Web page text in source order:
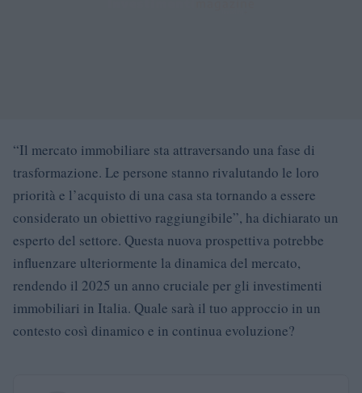
“Il mercato immobiliare sta attraversando una fase di
trasformazione. Le persone stanno rivalutando le loro
priorità e l’acquisto di una casa sta tornando a essere
considerato un obiettivo raggiungibile”, ha dichiarato un
esperto del settore. Questa nuova prospettiva potrebbe
influenzare ulteriormente la dinamica del mercato,
rendendo il 2025 un anno cruciale per gli investimenti
immobiliari in Italia. Quale sarà il tuo approccio in un
contesto così dinamico e in continua evoluzione?